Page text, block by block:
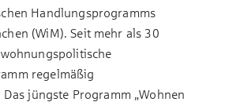
Handlungsprogramms
(WiM). Seit mehr als 30
regelmäßig
jüngste Programm „Wohnen